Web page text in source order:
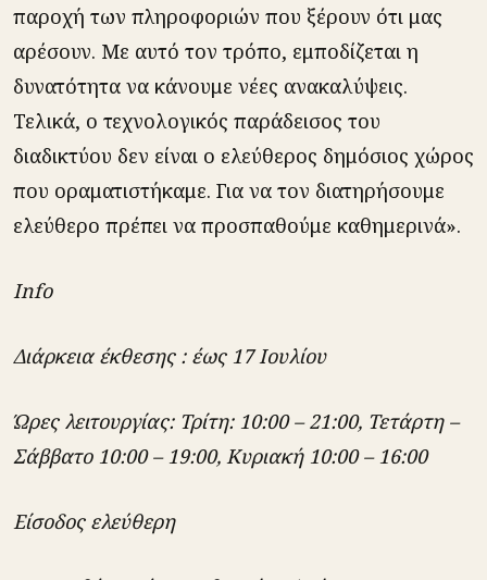
παροχή των πληροφοριών που ξέρουν ότι μας
αρέσουν. Με αυτό τον τρόπο, εμποδίζεται η
δυνατότητα να κάνουμε νέες ανακαλύψεις.
Τελικά, ο τεχνολογικός παράδεισος του
διαδικτύου δεν είναι ο ελεύθερος δημόσιος χώρος
που οραματιστήκαμε. Για να τον διατηρήσουμε
ελεύθερο πρέπει να προσπαθούμε καθημερινά».
Info
Διάρκεια έκθεσης : έως 17 Ιουλίου
Ώρες λειτουργίας: Τρίτη: 10:00 – 21:00, Τετάρτη –
Σάββατο 10:00 – 19:00, Κυριακή 10:00 – 16:00
Είσοδος ελεύθερη